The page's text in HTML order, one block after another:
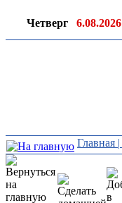
Четверг 6.08.2026
Главная |